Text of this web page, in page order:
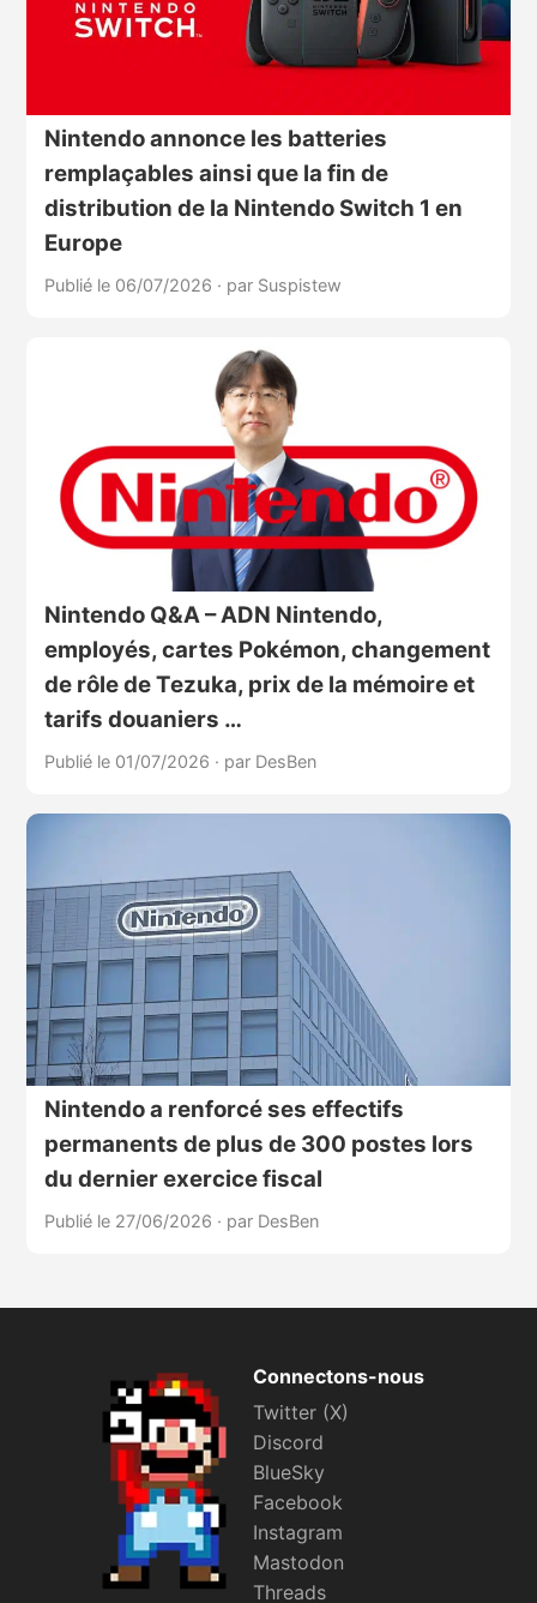
Nintendo annonce les batteries
remplaçables ainsi que la fin de
distribution de la Nintendo Switch 1 en
Europe
Publié le 06/07/2026 · par Suspistew
Nintendo Q&A – ADN Nintendo,
employés, cartes Pokémon, changement
de rôle de Tezuka, prix de la mémoire et
tarifs douaniers …
Publié le 01/07/2026 · par DesBen
Nintendo a renforcé ses effectifs
permanents de plus de 300 postes lors
du dernier exercice fiscal
Publié le 27/06/2026 · par DesBen
Connectons-nous
Twitter (X)
Discord
BlueSky
Facebook
Instagram
Mastodon
Threads